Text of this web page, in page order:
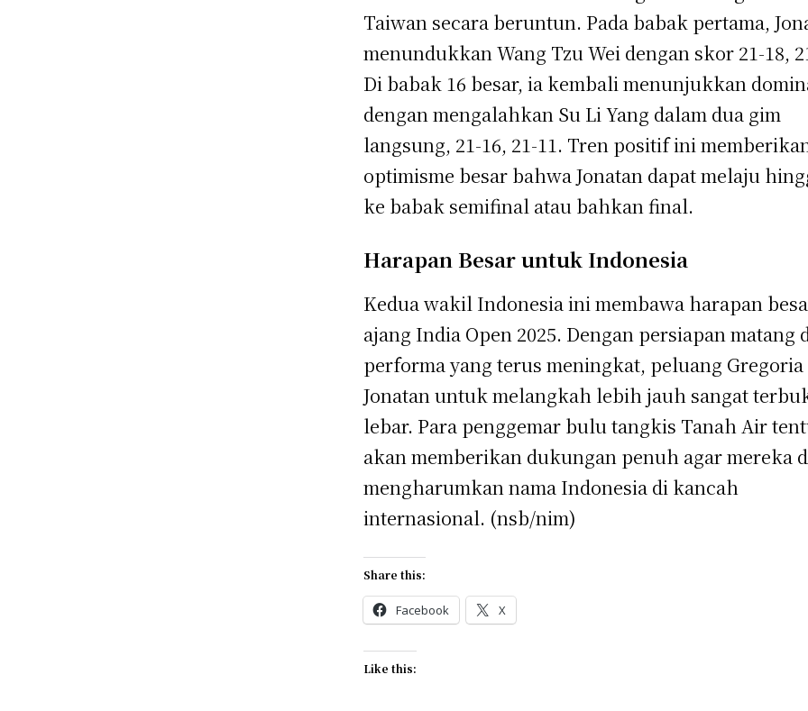
Taiwan secara beruntun. Pada babak pertama,
menundukkan Wang Tzu Wei dengan skor 21-18,
Di babak 16 besar, ia kembali menunjukkan
dengan mengalahkan Su Li Yang dalam dua gim
langsung, 21-16, 21-11. Tren positif ini
optimisme besar bahwa Jonatan dapat melaju
ke babak semifinal atau bahkan final.
Harapan Besar untuk Indonesia
Kedua wakil Indonesia ini membawa harapan
ajang India Open 2025. Dengan persiapan matang
performa yang terus meningkat, peluang Gregoria
Jonatan untuk melangkah lebih jauh sangat
lebar. Para penggemar bulu tangkis Tanah Air
akan memberikan dukungan penuh agar mereka
mengharumkan nama Indonesia di kancah
internasional. (nsb/nim)
Share this:
Facebook X
Like this: